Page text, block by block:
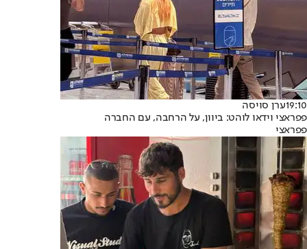
19:10ערן סויסה
פפראצי וידאו לוהט: ביוון, על הרחבה, עם החברה
פפראצי